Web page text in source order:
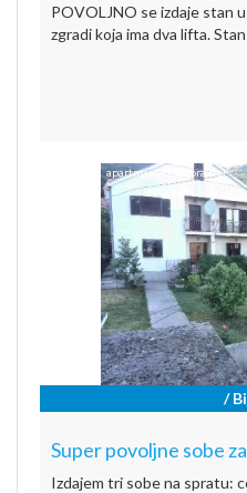
POVOLJNO se izdaje stan
zgradi koja ima dva lifta.
/
Super povoljne sobe
Izdajem tri sobe na spratu: